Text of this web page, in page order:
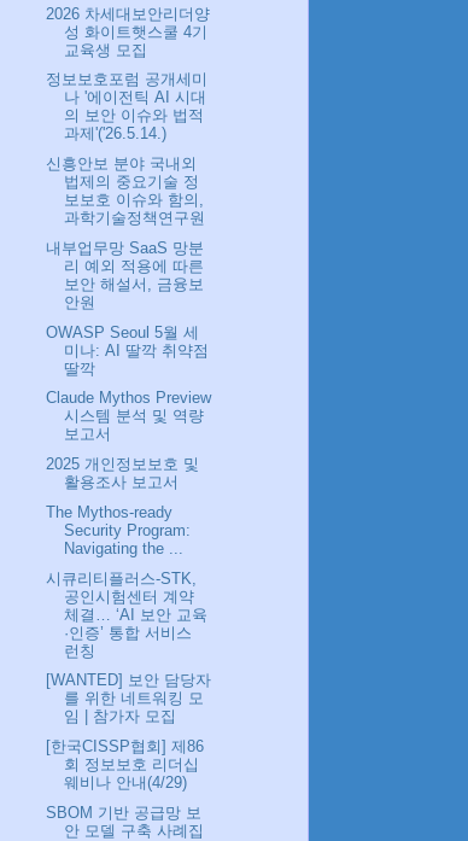
2026 차세대보안리더양
성 화이트햇스쿨 4기
교육생 모집
정보보호포럼 공개세미
나 '에이전틱 AI 시대
의 보안 이슈와 법적
과제'('26.5.14.)
신흥안보 분야 국내외
법제의 중요기술 정
보보호 이슈와 함의,
과학기술정책연구원
내부업무망 SaaS 망분
리 예외 적용에 따른
보안 해설서, 금융보
안원
OWASP Seoul 5월 세
미나: AI 딸깍 취약점
딸깍
Claude Mythos Preview
시스템 분석 및 역량
보고서
2025 개인정보보호 및
활용조사 보고서
The Mythos-ready
Security Program:
Navigating the ...
시큐리티플러스-STK,
공인시험센터 계약
체결… ‘AI 보안 교육
·인증’ 통합 서비스
런칭
[WANTED] 보안 담당자
를 위한 네트워킹 모
임 | 참가자 모집
[한국CISSP협회] 제86
회 정보보호 리더십
웨비나 안내(4/29)
SBOM 기반 공급망 보
안 모델 구축 사례집